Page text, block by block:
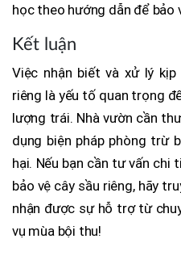
học theo hướng dẫn để bảo
Kết luận
Việc nhận biết và xử lý
riêng là yếu tố quan trọng
lượng trái. Nhà vườn cần
dụng biện pháp phòng trừ
hại. Nếu bạn cần tư vấn chi
bảo vệ cây sầu riêng, hãy
nhận được sự hỗ trợ từ
vụ mùa bội thu!